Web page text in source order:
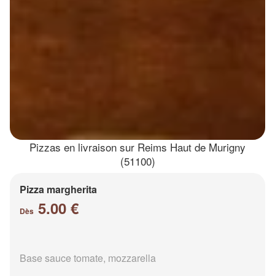
Pizzas en livraison sur Reims Haut de Murigny
(51100)
Pizza margherita
Dès 5.00 €
Base sauce tomate, mozzarella